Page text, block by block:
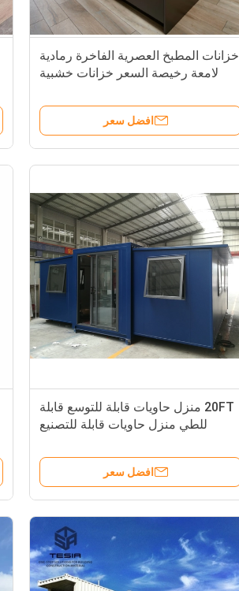
خزانات المطبخ العصرية الفاخرة رمادية
لامعة رخيصة السعر خزانات خشبية
افضل سعر
20FT منزل حاويات قابلة للتوسع قابلة
للطي منزل حاويات قابلة للتصنيع
افضل سعر